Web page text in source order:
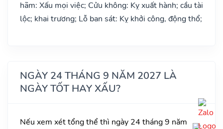
hãm: Xấu mọi việc; Cửu không: Kỵ xuất hành; cầu tài
lộc; khai trương; Lỗ ban sát: Kỵ khởi công, động thổ;
NGÀY 24 THÁNG 9 NĂM 2027 LÀ
NGÀY TỐT HAY XẤU?
Nếu xem xét tổng thể thì ngày 24 tháng 9 năm